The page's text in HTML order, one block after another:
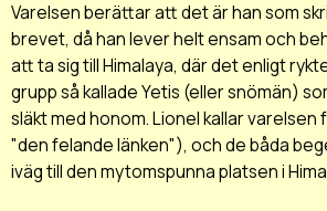
Varelsen berättar att det är han som
brevet, då han lever helt ensam och
att ta sig till Himalaya, där det enligt
grupp så kallade Yetis (eller snömän)
släkt med honom. Lionel kallar varelsen
"den felande länken"), och de båda
iväg till den mytomspunna platsen i